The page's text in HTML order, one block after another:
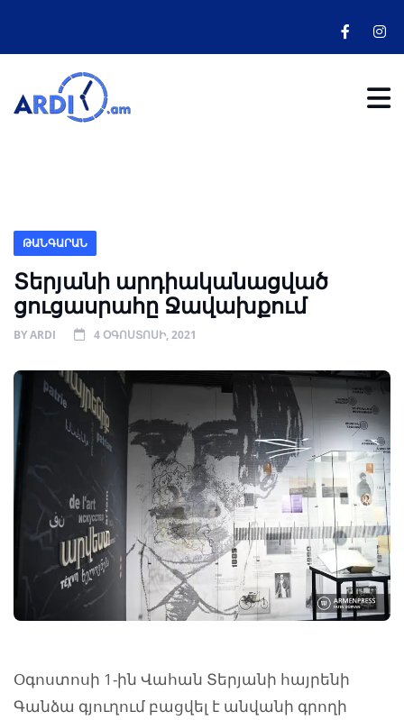
ԹԱՆԳԱՐԱՆ
Տերյանի արդիականացված
ցուցասրահը Ջավախքում
BYARDI 4 ՕԳՈՍՏՈՍԻ, 2021
Օգոստոսի 1-ին Վահան Տերյանի հայրենի
Գանձա գյուղում բացվել է անվանի գրողի